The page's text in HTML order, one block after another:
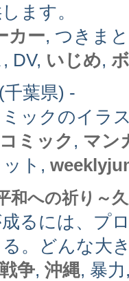
ます。
カー, つきま
DV, いじめ,
(千葉県) -
ックのイラ
コミック , マン
ト,
和への祈り～
るには、プ
。どんな大
戦争, 沖縄, 暴